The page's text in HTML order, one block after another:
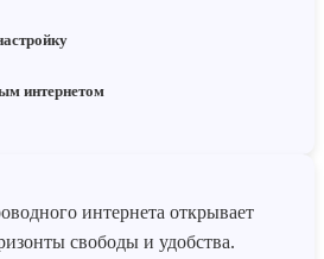
интернетом
интернета открывает
свободы и удобства.